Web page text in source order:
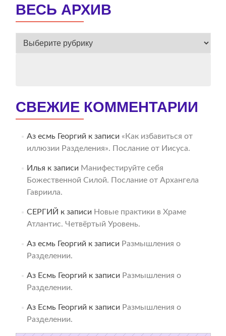
ВЕСЬ АРХИВ
ВЕСЬ
СВЕЖИЕ КОММЕНТАРИИ
Аз есмь Георгий к записи «Как избавиться от
иллюзии Разделения». Послание от Иисуса.
Илья к записи Манифестируйте себя
Божественной Силой. Послание от Архангела
Гавриила.
СЕРГИЙ к записи Новые практики в Храме
Атлантис. Четвёртый Уровень.
Аз есмь Георгий к записи Размышления о
Разделении.
Аз Есмь Георгий к записи Размышления о
Разделении.
Аз Есмь Георгий к записи Размышления о
Разделении.